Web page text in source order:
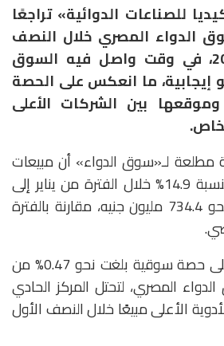
للصناعات الدوائية» تراجعًا
الدواء المصري خلال النصف
الأول من عام 2026، في وقت واصل فيه السوق
ما انعكس على الحصة
بين الشركات الأعلى
لـ«سوق الدواء» أن مبيعات
«أوركيديا» انخفضت بنسبة 14.9% خلال الفترة من يناير إلى
يونيو 2026، لتسجل نحو 734.4 مليون جنيه، مقارنة بالفترة
واستحوذت الشركة على حصة سوقية بلغت نحو 0.47% من
المصري، لتحتل المركز الحادي
الأعلى مبيعًا خلال النصف الأول